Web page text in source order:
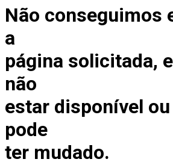
Não conseguimos
a
página solicitada,
não
estar disponível ou
pode
ter mudado.